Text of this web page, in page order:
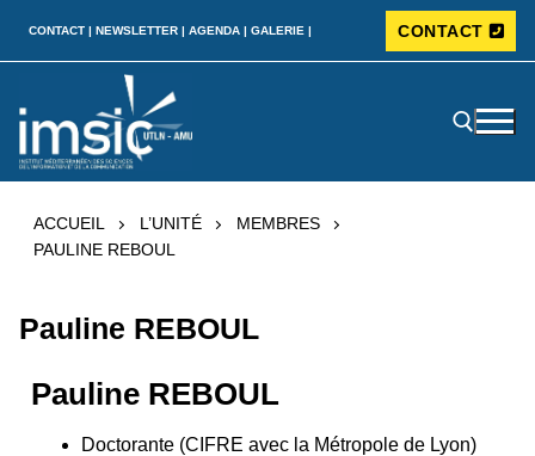
CONTACT | NEWSLETTER | AGENDA | GALERIE | CONTACT
ACCUEIL L’UNITÉ
MEMBRES
PAULINE REBOUL
Pauline REBOUL
Pauline REBOUL
Doctorante (CIFRE avec la Métropole de Lyon)